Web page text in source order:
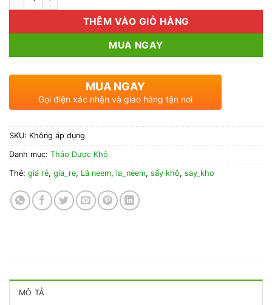
THÊM VÀO GIỎ HÀNG
MUA NGAY
MUA NGAY
Gọi điện xác nhận và giao hàng tận nơi
SKU: Không áp dụng
Danh mục: Thảo Dược Khô
Thẻ: giá rẻ, gia_re, Lá neem, la_neem, sấy khô, say_kho
MÔ TẢ